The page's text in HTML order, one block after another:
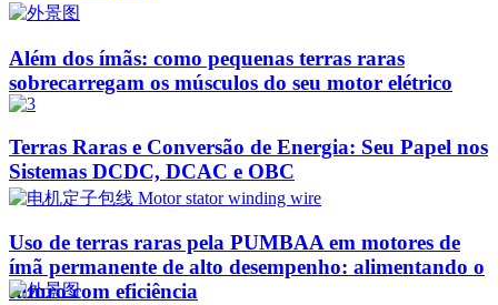
Além dos ímãs: como pequenas terras raras
sobrecarregam os músculos do seu motor elétrico
Terras Raras e Conversão de Energia: Seu Papel nos
Sistemas DCDC, DCAC e OBC
Uso de terras raras pela PUMBAA em motores de
ímã permanente de alto desempenho: alimentando o
futuro com eficiência